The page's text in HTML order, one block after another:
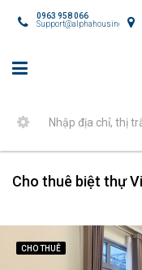
0963 958 066
Support@alphahousing.vn
CHO THUÊ